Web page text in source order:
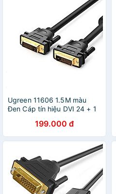
Ugreen 11606 1.5M màu
Đen Cáp tín hiệu DVI 24 + 1
199.000 đ